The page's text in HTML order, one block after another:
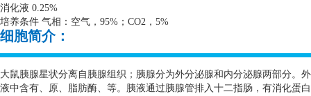
消化液 0.25%
培养条件 气相：空气， 95% ； CO2 ， 5%
细胞简介：
大鼠胰腺星状分离自胰腺组织；胰腺分为外分泌腺和内分泌腺两部分。
液中含有、原、脂肪酶、等。胰液通过胰腺管排入十二指肠，有消化